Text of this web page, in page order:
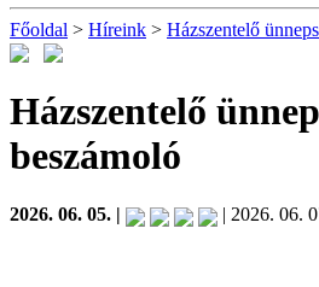
Főoldal > Híreink > Házszentelő
Házszentelő
beszámoló
2026. 06. 05. | | 2026. 06.